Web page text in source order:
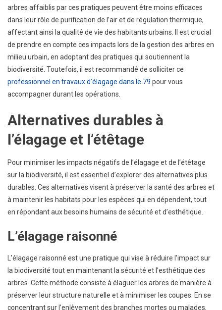
arbres affaiblis par ces pratiques peuvent être moins efficaces
dans leur rôle de purification de l’air et de régulation thermique,
affectant ainsi la qualité de vie des habitants urbains. Il est crucial
de prendre en compte ces impacts lors de la gestion des arbres en
milieu urbain, en adoptant des pratiques qui soutiennent la
biodiversité. Toutefois, il est recommandé de solliciter ce
professionnel en travaux d’élagage dans le 79 pour vous
accompagner durant les opérations.
Alternatives durables à
l’élagage et l’étêtage
Pour minimiser les impacts négatifs de l’élagage et de l’étêtage
sur la biodiversité, il est essentiel d’explorer des alternatives plus
durables. Ces alternatives visent à préserver la santé des arbres et
à maintenir les habitats pour les espèces qui en dépendent, tout
en répondant aux besoins humains de sécurité et d’esthétique.
L’élagage raisonné
L’élagage raisonné est une pratique qui vise à réduire l’impact sur
la biodiversité tout en maintenant la sécurité et l’esthétique des
arbres. Cette méthode consiste à élaguer les arbres de manière à
préserver leur structure naturelle et à minimiser les coupes. En se
concentrant sur l’enlèvement des branches mortes ou malades,